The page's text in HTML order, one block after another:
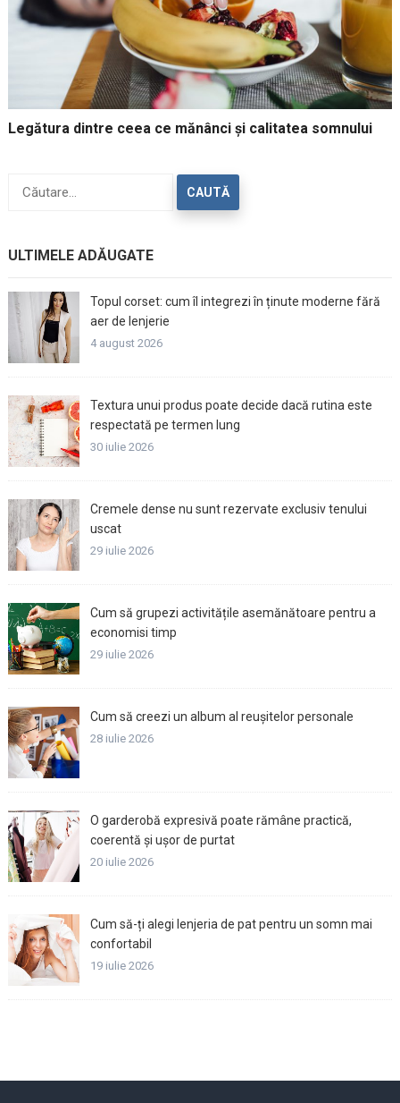
Legătura dintre ceea ce mănânci și calitatea somnului
după:
ULTIMELE ADĂUGATE
Topul corset: cum îl integrezi în ținute moderne fără
aer de lenjerie
4 august 2026
Textura unui produs poate decide dacă rutina este
respectată pe termen lung
30 iulie 2026
Cremele dense nu sunt rezervate exclusiv tenului
uscat
29 iulie 2026
Cum să grupezi activitățile asemănătoare pentru a
economisi timp
29 iulie 2026
Cum să creezi un album al reușitelor personale
28 iulie 2026
O garderobă expresivă poate rămâne practică,
coerentă și ușor de purtat
20 iulie 2026
Cum să-ți alegi lenjeria de pat pentru un somn mai
confortabil
19 iulie 2026